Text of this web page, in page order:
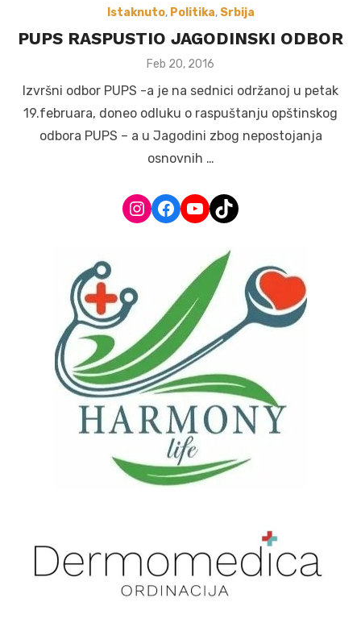
Istaknuto, Politika, Srbija
PUPS RASPUSTIO JAGODINSKI ODBOR
Posted
Feb 20, 2016
Izvršni odbor PUPS -a je na sednici održanoj u petak
19.februara, doneo odluku o raspuštanju opštinskog
odbora PUPS – a u Jagodini zbog nepostojanja
osnovnih …
Instagram
Facebook
YouTube
TikTok